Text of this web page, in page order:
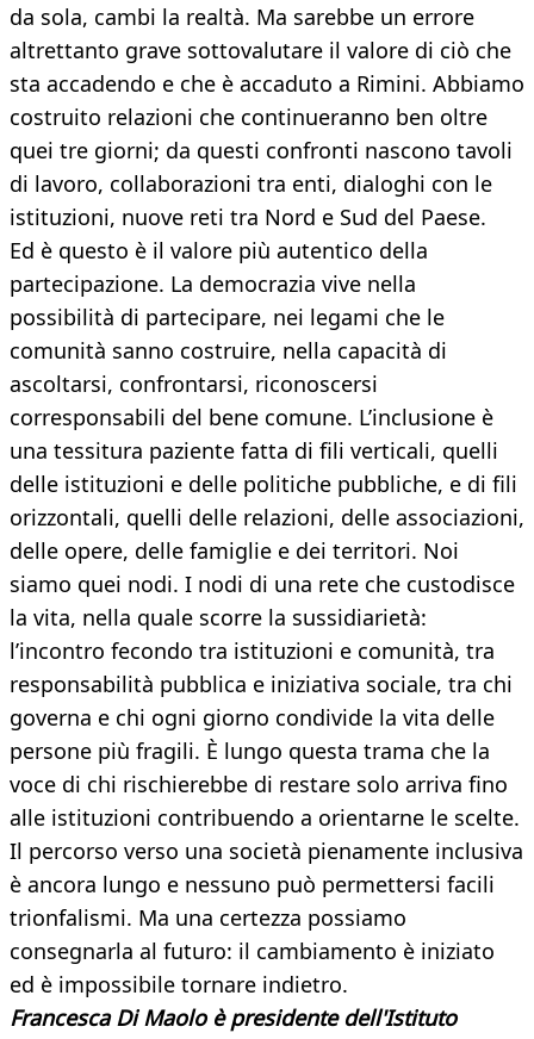
da sola, cambi la realtà. Ma sarebbe un errore
altrettanto grave sottovalutare il valore di ciò che
sta accadendo e che è accaduto a Rimini. Abbiamo
costruito relazioni che continueranno ben oltre
quei tre giorni; da questi confronti nascono tavoli
di lavoro, collaborazioni tra enti, dialoghi con le
istituzioni, nuove reti tra Nord e Sud del Paese.
Ed è questo è il valore più autentico della
partecipazione. La democrazia vive nella
possibilità di partecipare, nei legami che le
comunità sanno costruire, nella capacità di
ascoltarsi, confrontarsi, riconoscersi
corresponsabili del bene comune. L’inclusione è
una tessitura paziente fatta di fili verticali, quelli
delle istituzioni e delle politiche pubbliche, e di fili
orizzontali, quelli delle relazioni, delle associazioni,
delle opere, delle famiglie e dei territori. Noi
siamo quei nodi. I nodi di una rete che custodisce
la vita, nella quale scorre la sussidiarietà:
l’incontro fecondo tra istituzioni e comunità, tra
responsabilità pubblica e iniziativa sociale, tra chi
governa e chi ogni giorno condivide la vita delle
persone più fragili. È lungo questa trama che la
voce di chi rischierebbe di restare solo arriva fino
alle istituzioni contribuendo a orientarne le scelte.
Il percorso verso una società pienamente inclusiva
è ancora lungo e nessuno può permettersi facili
trionfalismi. Ma una certezza possiamo
consegnarla al futuro: il cambiamento è iniziato
ed è impossibile tornare indietro.
Francesca Di Maolo è presidente dell'Istituto